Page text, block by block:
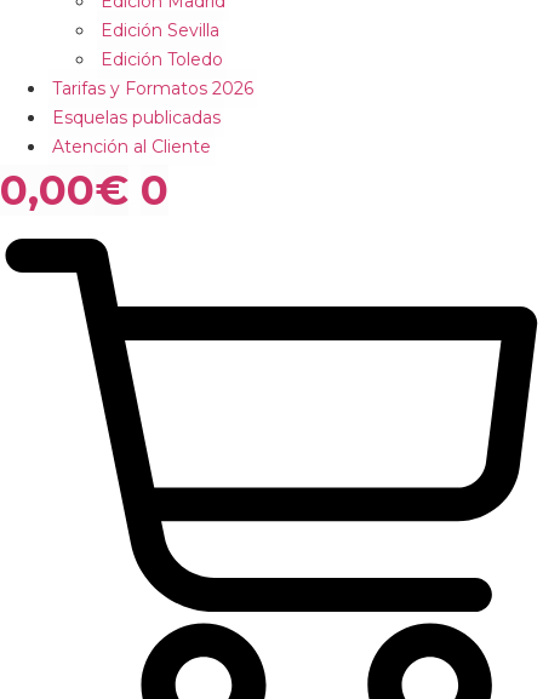
Edición Sevilla
Edición Toledo
Tarifas y Formatos 2026
Esquelas publicadas
Atención al Cliente
0,00€ 0